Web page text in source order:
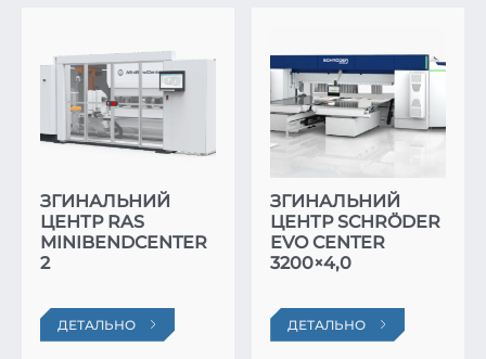
ЗГИНАЛЬНИЙ
ЦЕНТР RAS
MINIBENDCENTER
2
ДЕТАЛЬНО
ЗГИНАЛЬНИЙ
ЦЕНТР SCHRÖDER
EVO CENTER
3200×4,0
ДЕТАЛЬНО